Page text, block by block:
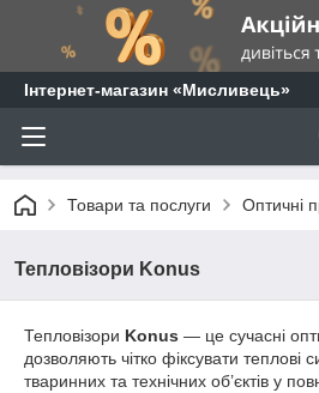
⁨Інтернет-магазин «Мисливець»
Товари та послуги Оптичні
Тепловізори Konus
Тепловізори Konus — це сучасні
дозволяють чітко фіксувати теплові
тваринних та технічних об’єктів у